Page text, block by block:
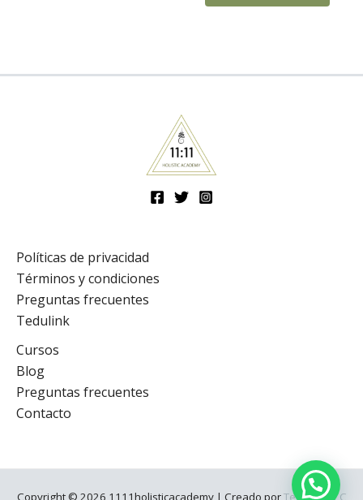
Políticas de privacidad
Términos y condiciones
Preguntas frecuentes
Tedulink
Cursos
Blog
Preguntas frecuentes
Contacto
Copyright © 2026 1111holisticacademy | Creado porTeducas LLC